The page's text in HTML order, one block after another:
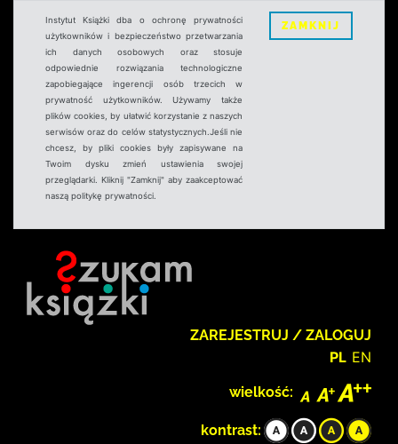
Instytut Książki dba o ochronę prywatności
użytkowników i bezpieczeństwo przetwarzania
ich danych osobowych oraz stosuje
odpowiednie rozwiązania technologiczne
zapobiegające ingerencji osób trzecich w
prywatność użytkowników. Używamy także
plików cookies, by ułatwić korzystanie z naszych
serwisów oraz do celów statystycznych.Jeśli nie
chcesz, by pliki cookies były zapisywane na
Twoim dysku zmień ustawienia swojej
przeglądarki. Kliknij "Zamknij" aby zaakceptować
naszą politykę prywatności.
ZAMKNIJ
ZAREJESTRUJ / ZALOGUJ
PL EN
wielkość:
kontrast: